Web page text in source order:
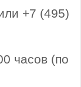
+7 (495)
часов (по